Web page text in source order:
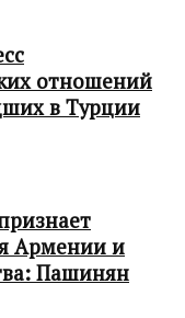
отношений
в Турции
Армении и
Пашинян